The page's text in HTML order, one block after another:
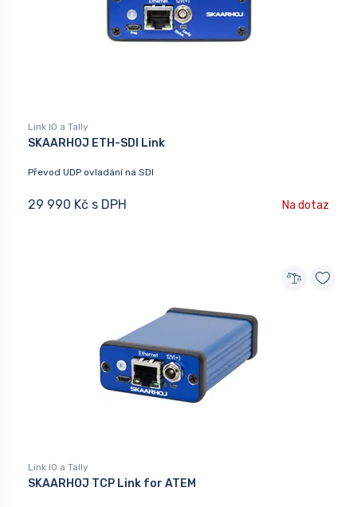
Link IO a Tally
SKAARHOJ ETH-SDI Link
Převod UDP ovladání na SDI
29 990 Kč s DPH Na dotaz
Link IO a Tally
SKAARHOJ TCP Link for ATEM